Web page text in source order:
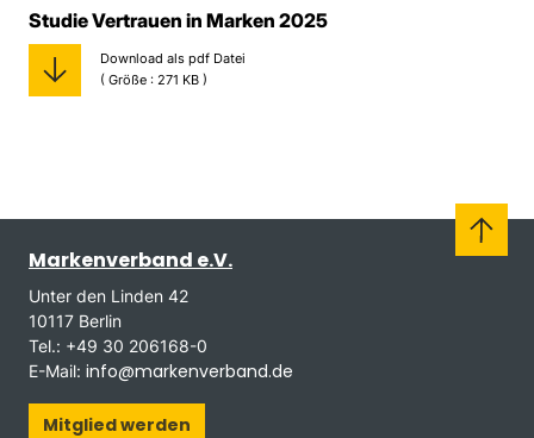
Studie Vertrauen in Marken 2025
Download als pdf Datei
( Größe : 271 KB )
Markenverband e.V.
Unter den Linden 42
10117 Berlin
Tel.: +49 30 206168-0
E-Mail: info@markenverband.de
Mitglied werden